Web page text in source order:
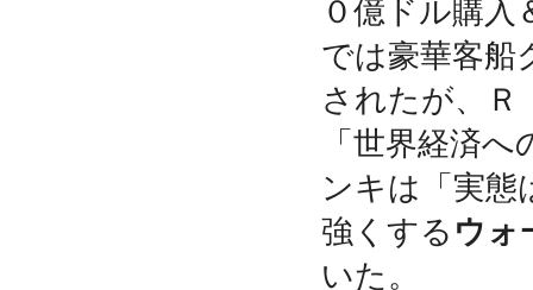
０億ドル購入
では豪華客船
されたが、Ｒ
「世界経済
ンキは「実態
強くする ウォ
いた。